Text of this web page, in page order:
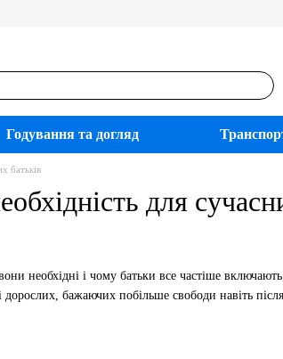
Годування та догляд
батьків
для
необхідні і чому батьки все частіше
бажаючих побільше свободи навіть